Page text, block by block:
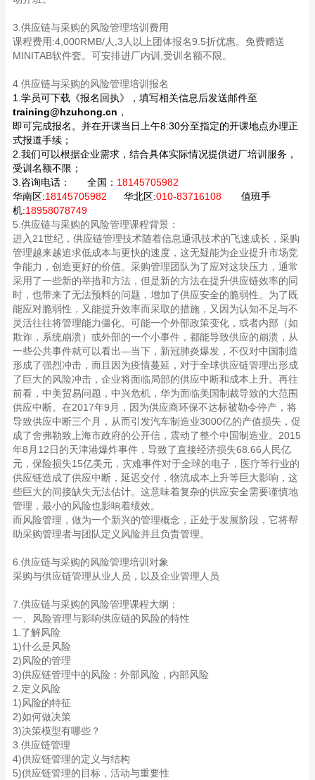
3.供应链与采购的风险管理培训费用
课程费用:4,000RMB/人,3人以上团体报名9.5折优惠。免费赠送
MINITAB软件套。可安排进厂内训,受训名额不限。
4.供应链与采购的风险管理培训报名
1.学员可下载《报名回执》，填写相关信息后发送邮件至
training@hzuhong.cn ，
即可完成报名。并在开课当日上午8:30分至指定的开课地点办理正
式报道手续；
2.我们可以根据企业需求，结合具体实际情况提供进厂培训服务，
受训名额不限；
3.咨询电话：
全国： 18145705982
华南区:18145705982 华北区:010-83716108 值班手
机:18958078749
5.供应链与采购的风险管理课程背景：
进入21世纪，供应链管理技术随着信息通讯技术的飞速成长，采购
管理越来越追求低成本与更快的速度，这无疑能为企业提升市场竞
争能力，创造更好的价值。采购管理团队为了应对这块压力，通常
采用了一些新的举措和方法，但是新的方法在提升供应链效率的同
时，也带来了无法预料的问题，增加了供应安全的脆弱性。为了既
能应对脆弱性，又能提升效率而采取的措施，又因为认知不足与不
灵活往往将管理能力僵化。可能一个外部政策变化，或者内部（如
欺诈，系统崩溃）或外部的一个小事件，都能导致供应的崩溃，从
一些公共事件就可以看出—当下，新冠肺炎爆发，不仅对中国制造
形成了强烈冲击，而且因为疫情蔓延，对于全球供应链管理出形成
了巨大的风险冲击，企业将面临局部的供应中断和成本上升。再往
前看，中美贸易问题，中兴危机，华为面临美国制裁导致的大范围
供应中断。在2017年9月，因为供应商环保不达标被勒令停产，将
导致供应中断三个月，从而引发汽车制造业3000亿的产值损失，促
成了舍弗勒致上海市政府的公开信，震动了整个中国制造业。2015
年8月12日的天津港爆炸事件，导致了直接经济损失68.66人民亿
元，保险损失15亿美元，灾难事件对于全球的电子，医疗等行业的
供应链造成了供应中断，延迟交付，物流成本上升等巨大影响，这
些巨大的间接缺失无法估计。这意味着复杂的供应安全需要谨慎地
管理，最小的风险也影响着绩效。
而风险管理，做为一个新兴的管理概念，正处于发展阶段，它将帮
助采购管理者与团队定义风险并且负责管理。
6.供应链与采购的风险管理培训对象
采购与供应链管理从业人员，以及企业管理人员
7.供应链与采购的风险管理课程大纲：
一、风险管理与影响供应链的风险的特性
1.了解风险
1)什么是风险
2)风险的管理
3)供应链管理中的风险：外部风险，内部风险
2.定义风险
1)风险的特征
2)如何做决策
3)决策模型有哪些？
3.供应链管理
4)供应链管理的定义与结构
5)供应链管理的目标，活动与重要性